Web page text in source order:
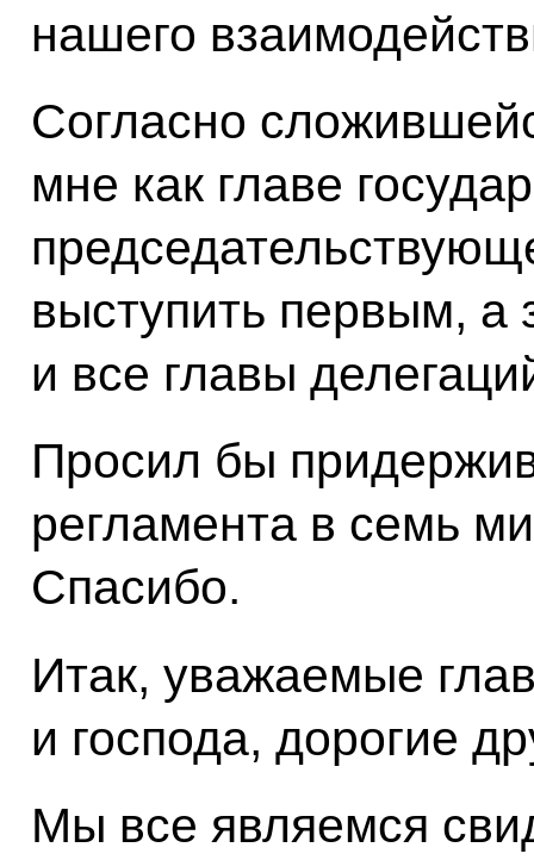
нашего
Согласно
мне как главе
выступить первым, а
и все главы
Просил бы
регламента в семь
Спасибо.
Итак, уважаемые
и господа, дорогие
Мы все являемся